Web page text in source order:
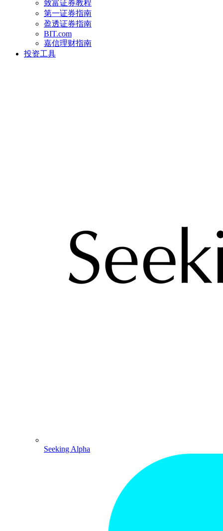
致富证券教程
第一证券指南
盈透证券指南
BIT.com
嘉信理财指南
投资工具
Seeking Alpha